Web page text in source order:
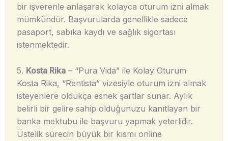
bir işverenle anlaşarak kolayca oturum izni almak
mümkündür. Başvurularda genellikle sadece
pasaport, sabıka kaydı ve sağlık sigortası
istenmektedir.
5. Kosta Rika– “Pura Vida” ile Kolay Oturum
Kosta Rika, “Rentista” vizesiyle oturum izni almak
isteyenlere oldukça esnek şartlar sunar. Aylık
belirli bir gelire sahip olduğunuzu kanıtlayan bir
banka mektubu ile başvuru yapmak yeterlidir.
Üstelik sürecin büyük bir kısmı online